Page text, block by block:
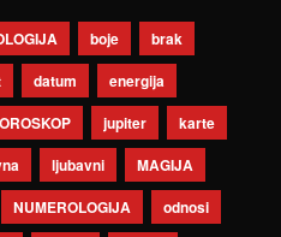
boje
brak
datum
energija
jupiter
karte
ljubavni
MAGIJA
NUMEROLOGIJA
odnosi